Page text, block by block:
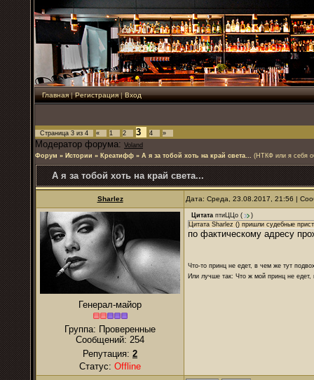
Главная|Регистрация|Вход
Страница 3 из 4 « 1 2 3 4 »
Модератор форума: Voland
Форум » Истории » Креатифф » А я за тобой хоть на край света... (НТКФ или я себя
А я за тобой хоть на край света...
Sharlez Дата: Среда, 23.08.2017, 21:56 |
Генерал-майор
Группа: Проверенные
Сообщений: 254
Репутация: 2
Статус: Offline
Цитата птиЦЦо (
)
Цитата Sharlez () пришли судебные
по фактическому адресу
Что-то принц не едет, в чем же тут
Или лучше так: Что ж мой принц не едет,